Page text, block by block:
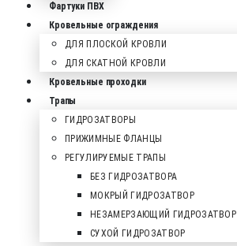
Фартуки ПВХ
Кровельные ограждения
ДЛЯ ПЛОСКОЙ КРОВЛИ
ДЛЯ СКАТНОЙ КРОВЛИ
Кровельные проходки
Трапы
ГИДРОЗАТВОРЫ
ПРИЖИМНЫЕ ФЛАНЦЫ
РЕГУЛИРУЕМЫЕ ТРАПЫ
БЕЗ ГИДРОЗАТВОРА
МОКРЫЙ ГИДРОЗАТВОР
НЕЗАМЕРЗАЮЩИЙ ГИДРОЗАТВОР
СУХОЙ ГИДРОЗАТВОР